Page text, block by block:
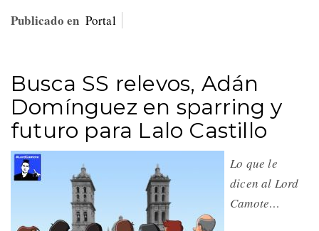
Publicado en Portal
Busca SS relevos, Adán
Domínguez en sparring y
futuro para Lalo Castillo
Lo que le
dicen al Lord
Camote…